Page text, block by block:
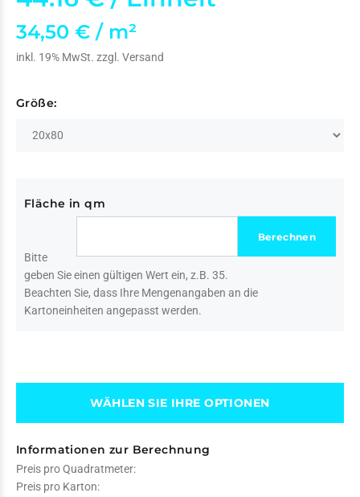
34,50 € / m²
inkl. 19% MwSt. zzgl. Versand
Größe:
Fläche in qm
Bitte
geben Sie einen gültigen Wert ein, z.B. 35.
Beachten Sie, dass Ihre Mengenangaben an die
Kartoneinheiten angepasst werden.
WÄHLEN SIE IHRE OPTIONEN
Informationen zur Berechnung
Preis pro Quadratmeter:
Preis pro Karton: